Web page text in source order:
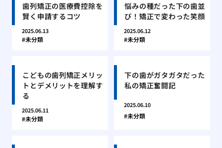
歯列矯正の医療費控除を
賢く申請するコツ
2025.06.13
未分類
悩みの種だった下の歯並
び！矯正で変わった笑顔
2025.06.12
未分類
こどもの歯列矯正メリッ
トとデメリットを理解す
る
2025.06.11
未分類
下の歯がガタガタだった
私の矯正奮闘記
2025.06.10
未分類